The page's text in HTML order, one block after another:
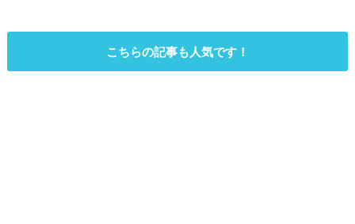
こちらの記事も人気です！